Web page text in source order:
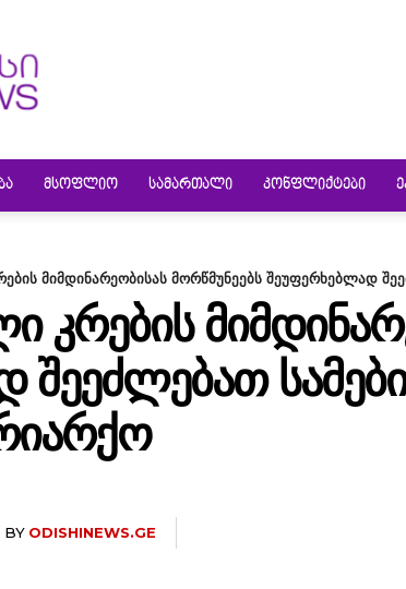
ᲛᲡᲝᲤᲚᲘᲝ ᲡᲐᲛᲐᲠᲗᲐᲚᲘ ᲙᲝᲜᲤᲚᲘᲥᲢᲔᲑᲘ
მიმდინარეობისას მორწმუნეებს შეუფერხებლად
BY ODISHINEWS.GE